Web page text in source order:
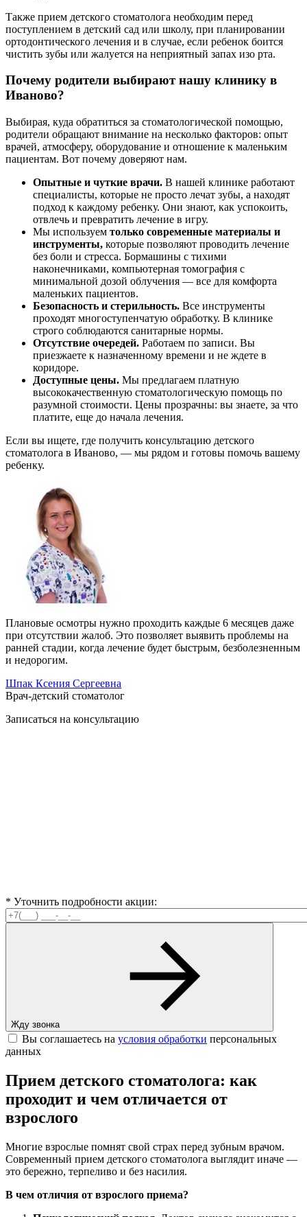
Также прием детского стоматолога необходим перед
поступлением в детский сад или школу, при планировании
ортодонтического лечения и в случае, если ребенок боится
чистить зубы или жалуется на неприятный запах изо рта.
Почему родители выбирают нашу клинику в
Иваново?
Выбирая, куда обратиться за стоматологической помощью,
родители обращают внимание на несколько факторов: опыт
врачей, атмосферу, оборудование и отношение к маленьким
пациентам. Вот почему доверяют нам.
Опытные и чуткие врачи. В нашей клинике работают
специалисты, которые не просто лечат зубы, а находят
подход к каждому ребенку. Они знают, как успокоить,
отвлечь и превратить лечение в игру.
Мы используем только современные материалы и
инструменты, которые позволяют проводить лечение
без боли и стресса. Бормашины с тихими
наконечниками, компьютерная томография с
минимальной дозой облучения — все для комфорта
маленьких пациентов.
Безопасность и стерильность. Все инструменты
проходят многоступенчатую обработку. В клинике
строго соблюдаются санитарные нормы.
Отсутствие очередей. Работаем по записи. Вы
приезжаете к назначенному времени и не ждете в
коридоре.
Доступные цены. Мы предлагаем платную
высококачественную стоматологическую помощь по
разумной стоимости. Цены прозрачны: вы знаете, за что
платите, еще до начала лечения.
Если вы ищете, где получить консультацию детского
стоматолога в Иваново, — мы рядом и готовы помочь вашему
ребенку.
Плановые осмотры нужно проходить каждые 6 месяцев даже
при отсутствии жалоб. Это позволяет выявить проблемы на
ранней стадии, когда лечение будет быстрым, безболезненным
и недорогим.
Шпак Ксения Сергеевна
Врач-детский стоматолог
Записаться на консультацию
* Уточнить подробности акции:
Жду звонка
Вы соглашаетесь на условия обработки персональных
данных
Прием детского стоматолога: как
проходит и чем отличается от
взрослого
Многие взрослые помнят свой страх перед зубным врачом.
Современный прием детского стоматолога выглядит иначе —
это бережно, терпеливо и без насилия.
В чем отличия от взрослого приема?